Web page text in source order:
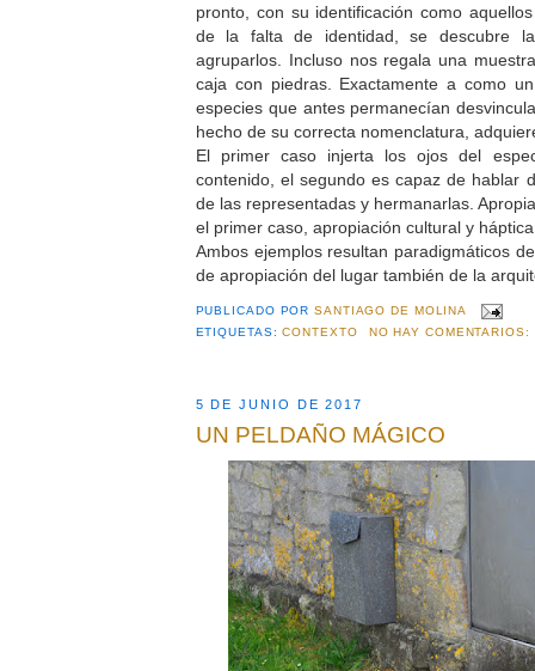
pronto, con su identificación como
de la falta de identidad, se descubre
agruparlos. Incluso nos regala una
caja con piedras. Exactamente a como
especies que antes permanecían
hecho de su correcta nomenclatura,
El primer caso injerta los ojos del
contenido, el segundo es capaz de hablar
de las representadas y hermanarlas.
el primer caso, apropiación cultural y
Ambos ejemplos resultan paradigmáticos
de apropiación del lugar también de la
PUBLICADO PORSANTIAGO DE MOLINA
ETIQUETAS:CONTEXTO NO HAY COMENTARIOS:
5 DE JUNIO DE 2017
UN PELDAÑO MÁGICO